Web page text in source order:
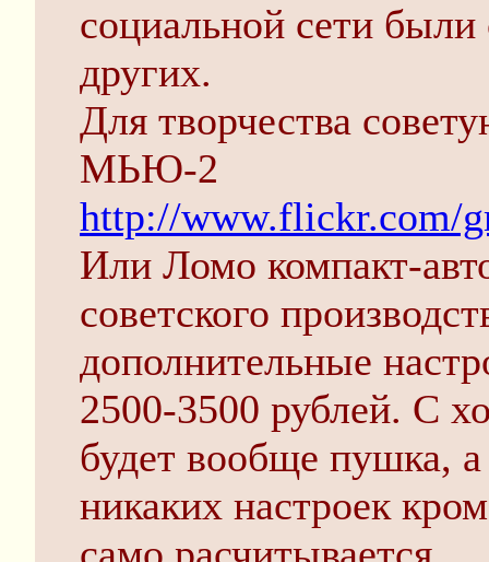
социальной сети
других.
Для творчества
МЬЮ-2
http://www.flickr.com/
Или Ломо компакт-
советского
дополнительные
2500-3500 рублей. С
будет вообще пушка, а
никаких настроек